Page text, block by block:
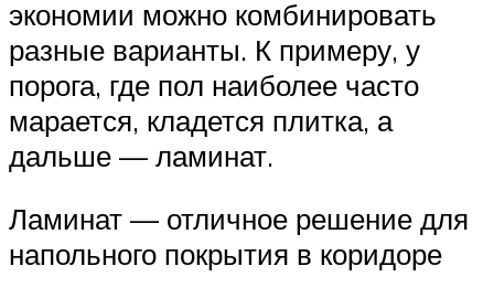
экономии можно комбинировать
разные варианты. К примеру, у
порога, где пол наиболее часто
марается, кладется плитка, а
дальше — ламинат.
Ламинат — отличное решение для
напольного покрытия в коридоре